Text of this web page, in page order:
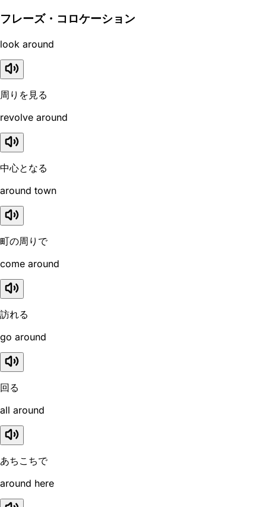
フレーズ・コロケーション
look around
周りを見る
revolve around
中心となる
around town
町の周りで
come around
訪れる
go around
回る
all around
あちこちで
around here